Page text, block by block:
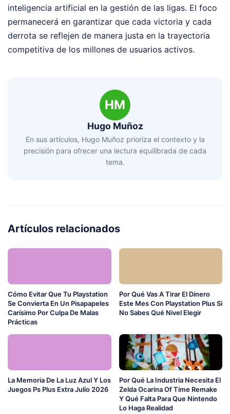
inteligencia artificial en la gestión de las ligas. El foco
permanecerá en garantizar que cada victoria y cada
derrota se reflejen de manera justa en la trayectoria
competitiva de los millones de usuarios activos.
HM
Hugo Muñoz
En sus artículos, Hugo Muñoz prioriza el contexto y la
precisión para ofrecer una lectura equilibrada de cada
tema.
Artículos relacionados
Cómo Evitar Que Tu Playstation
Se Convierta En Un Pisapapeles
Carísimo Por Culpa De Malas
Prácticas
Por Qué Vas A Tirar El Dinero
Este Mes Con Playstation Plus Si
No Sabes Qué Nivel Elegir
La Memoria De La Luz Azul Y Los
Juegos Ps Plus Extra Julio 2026
Por Qué La Industria Necesita El
Zelda Ocarina Of Time Remake
Y Qué Falta Para Que Nintendo
Lo Haga Realidad